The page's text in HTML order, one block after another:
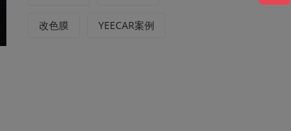
改色膜 YEECAR案例